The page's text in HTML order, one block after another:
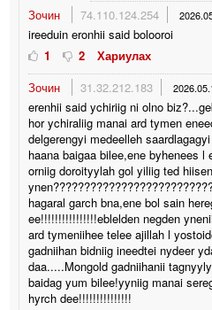
Зочин 74.110.124.254
ireeduin eronhii said bolooroi
1
2
Хариулах
Зочин
31.32.212.183
erenhii said ychiriig ni olno
hor ychiraliig manai ard tymen
delgerengyi medeelleh
haana baigaa bilee,ene byhenees
orniig doroityylah gol yiliig ted
hagaral garch bna,ene bol sain
ee!!!!!!!!!!!!!!!!eblelden negden
ard tymeniihee telee ajillah l
gadniihan bidniig ineedtei nydeer
daa.....Mongold gadniihanii
baidag yum bilee!yyniig manai
hyrch dee!!!!!!!!!!!!!!!